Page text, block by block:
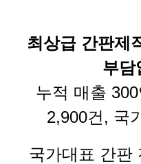
최상급 간판제
부담
누적 매출 300
2,900건, 국
국가대표 간판